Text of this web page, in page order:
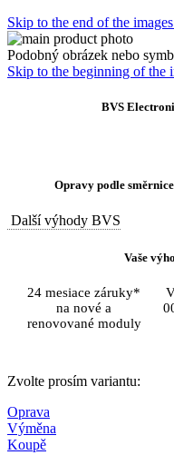
Skip to the end of the
Podobný obrázek nebo
Skip to the beginning of the
BVS
Opravy podle
Další výhody BVS
Vaše
24 mesiace záruky*
na nové a
renovované moduly
Zvolte prosím variantu:
Oprava
Výměna
Koupě